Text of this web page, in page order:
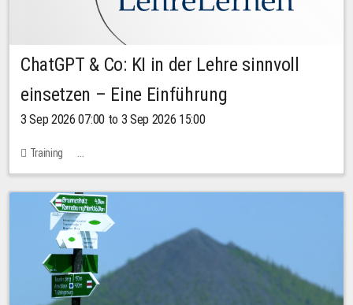
ChatGPT & Co: KI in der Lehre sinnvoll
einsetzen – Eine Einführung
3 Sep 2026 07:00 to 3 Sep 2026 15:00
Training
Bachstraße 18k - SR 102 (Seminarraum Servicestelle LehreLernen)